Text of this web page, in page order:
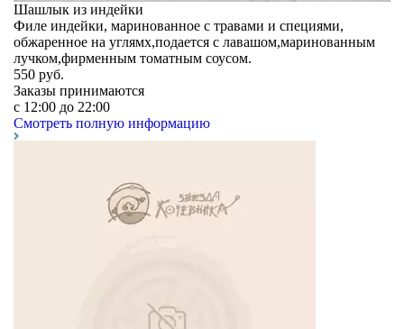
Шашлык из индейки
Филе индейки, маринованное с травами и специями,
обжаренное на углямх,подается с лавашом,маринованным
лучком,фирменным томатным соусом.
550 руб.
Заказы принимаются
c 12:00 до 22:00
Смотреть полную информацию